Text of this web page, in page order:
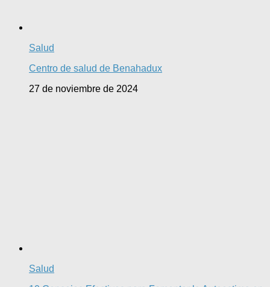
Salud
Centro de salud de Benahadux
27 de noviembre de 2024
Salud